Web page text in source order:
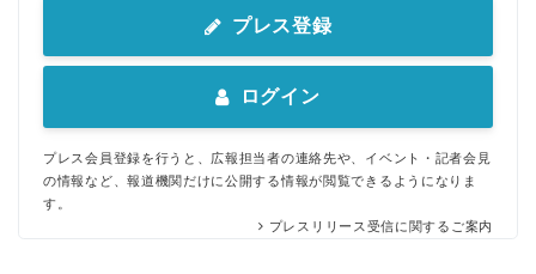
プレス登録
ログイン
プレス会員登録を行うと、広報担当者の連絡先や、イベント・記者会見
の情報など、報道機関だけに公開する情報が閲覧できるようになりま
す。
プレスリリース受信に関するご案内